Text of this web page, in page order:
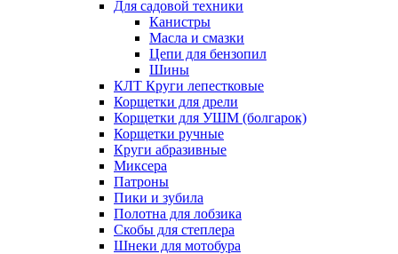
Для садовой техники
Канистры
Масла и смазки
Цепи для бензопил
Шины
КЛТ Круги лепестковые
Корщетки для дрели
Корщетки для УШМ (болгарок)
Корщетки ручные
Круги абразивные
Миксера
Патроны
Пики и зубила
Полотна для лобзика
Скобы для степлера
Шнеки для мотобура